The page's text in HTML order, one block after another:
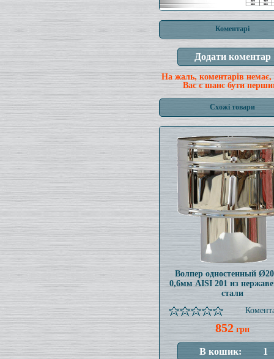
Коментарі
На жаль, коментарів немає,
Вас є шанс бути
Схожі товари
Волпер одностенный
0,6мм AISI 201 из
стали
852 грн